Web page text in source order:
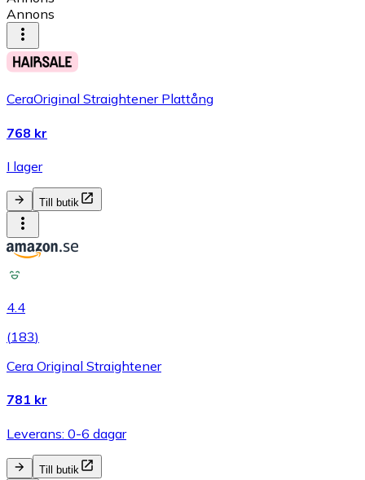
Annons
CeraOriginal Straightener Plattång
768 kr
I lager
Till butik
4.4
(183)
Cera Original Straightener
781 kr
Leverans: 0-6 dagar
Till butik